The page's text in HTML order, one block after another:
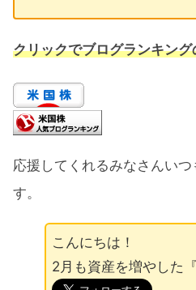
クリックでブログランキン
応援してくれるみなさんい
す。
こんにちは！
2月も資産を増やした